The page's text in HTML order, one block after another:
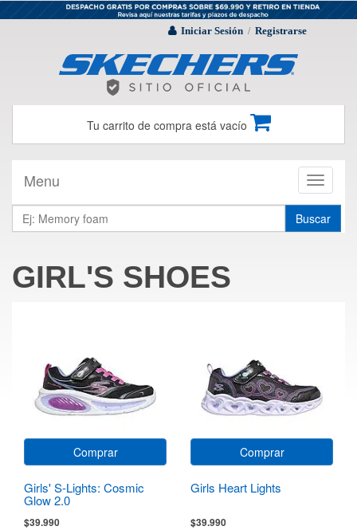
Iniciar Sesión / Registrarse
Tu carrito de compra está vacío
Toggle
Menu
Buscar
GIRL'S SHOES
Comprar
Girls' S-Lights: Cosmic
Glow 2.0
$39.990
Comprar
Girls Heart Lights
$39.990